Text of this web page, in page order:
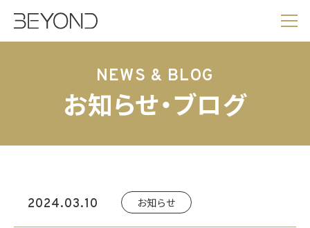
お知らせ・ブログ
NEWS & BLOG
2024.03.10 お知らせ